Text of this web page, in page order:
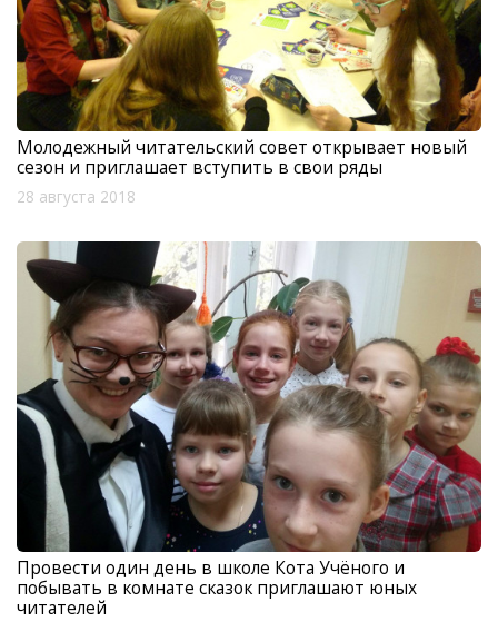
Молодежный читательский совет открывает новый
сезон и приглашает вступить в свои ряды
28 августа 2018
Провести один день в школе Кота Учёного и
побывать в комнате сказок приглашают юных
читателей